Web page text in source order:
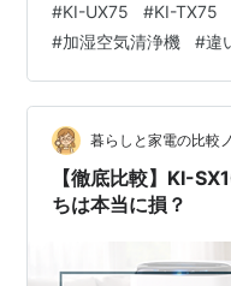
りやすくまとめました
の見やすさ（同時表示
る人向きで、KI-TX75
が強いモデルです。
きるほうを選べばOK
後の一押…
#KI-UX75 #KI-TX75
#加湿空気清浄機 #違
暮らしと家電の比較
【徹底比較】KI-
ちは本当に損？